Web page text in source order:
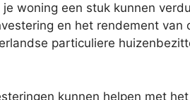
woning een stuk kunnen
en het rendement
particuliere
kunnen helpen met